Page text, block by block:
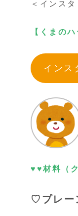
＜インス
【くまの
インス
♥♥材料（
♡プレー